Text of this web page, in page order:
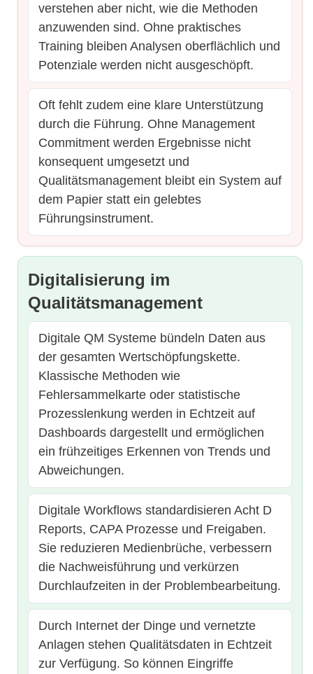
verstehen aber nicht, wie die Methoden
anzuwenden sind. Ohne praktisches
Training bleiben Analysen oberflächlich und
Potenziale werden nicht ausgeschöpft.
Oft fehlt zudem eine klare Unterstützung
durch die Führung. Ohne Management
Commitment werden Ergebnisse nicht
konsequent umgesetzt und
Qualitätsmanagement bleibt ein System auf
dem Papier statt ein gelebtes
Führungsinstrument.
Digitalisierung im
Qualitätsmanagement
Digitale QM Systeme bündeln Daten aus
der gesamten Wertschöpfungskette.
Klassische Methoden wie
Fehlersammelkarte oder statistische
Prozesslenkung werden in Echtzeit auf
Dashboards dargestellt und ermöglichen
ein frühzeitiges Erkennen von Trends und
Abweichungen.
Digitale Workflows standardisieren Acht D
Reports, CAPA Prozesse und Freigaben.
Sie reduzieren Medienbrüche, verbessern
die Nachweisführung und verkürzen
Durchlaufzeiten in der Problembearbeitung.
Durch Internet der Dinge und vernetzte
Anlagen stehen Qualitätsdaten in Echtzeit
zur Verfügung. So können Eingriffe